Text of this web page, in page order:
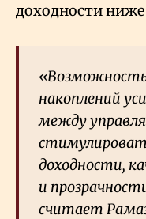
доходности ниже
«Возможность
накоплений
между
доходности,
и
считает